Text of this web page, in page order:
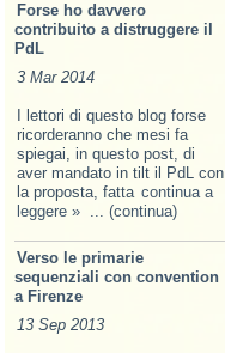
Forse ho davvero
contribuito a distruggere il
PdL
3 Mar 2014
I lettori di questo blog forse
ricorderanno che mesi fa
spiegai, in questo post, di
aver mandato in tilt il PdL con
la proposta, fatta continua a
leggere » ... (continua)
Verso le primarie
sequenziali con convention
a Firenze
13 Sep 2013